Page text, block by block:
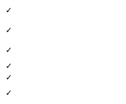
✓
✓
✓
✓
✓
✓